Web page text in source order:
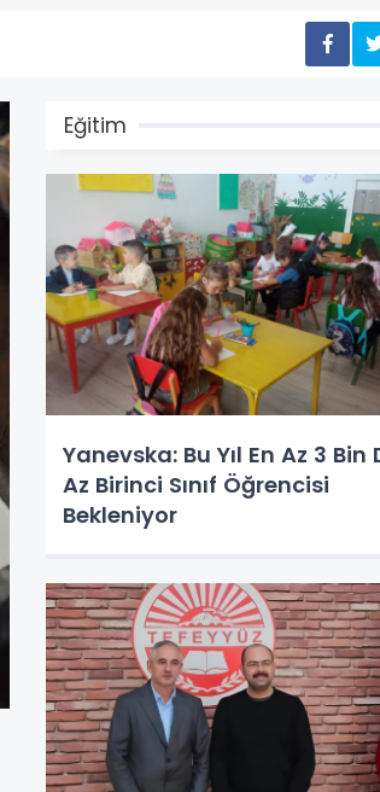
Eğitim
Yanevska: Bu Yıl En Az 3 Bin
Az Birinci Sınıf Öğrencisi
Bekleniyor